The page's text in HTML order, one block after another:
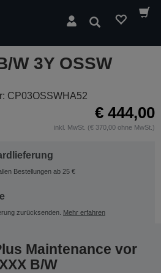
Suchen
W 3Y OSSW
CP03OSSWHA52
€ 444,00
inkl. MwSt. (€ 370,00 ohne MwSt.)
Bestellungen ab 25 €
zurücksenden. Mehr erfahren
Maintenance vor
B/W